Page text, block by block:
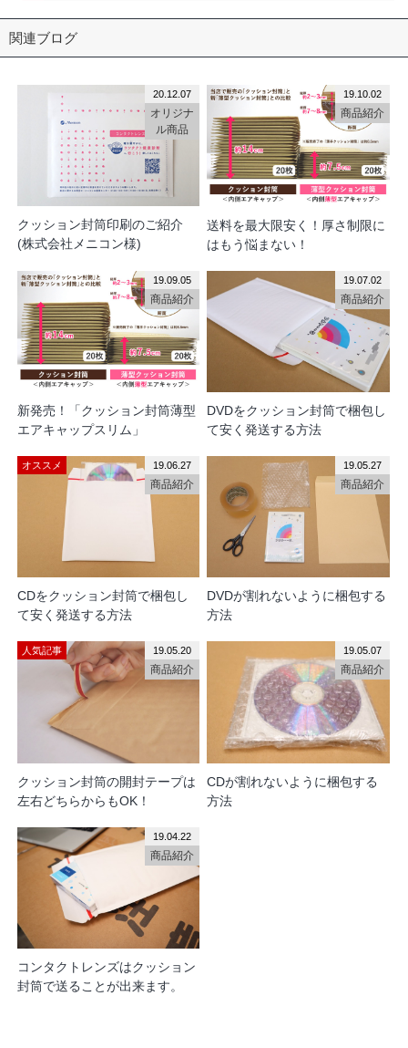
関連ブログ
クッション封筒印刷のご紹介
(株式会社メニコン様)
オリジナ
ル商品
20.12.07
送料を最大限安く！厚さ制限に
はもう悩まない！
商品紹介
19.10.02
新発売！「クッション封筒薄型
エアキャップスリム」
商品紹介
19.09.05
DVDをクッション封筒で梱包し
て安く発送する方法
商品紹介
19.07.02
CDをクッション封筒で梱包し
て安く発送する方法
オススメ
商品紹介
19.06.27
DVDが割れないように梱包する
方法
商品紹介
19.05.27
クッション封筒の開封テープは
左右どちらからもOK！
人気記事
商品紹介
19.05.20
CDが割れないように梱包する
方法
商品紹介
19.05.07
コンタクトレンズはクッション
封筒で送ることが出来ます。
商品紹介
19.04.22